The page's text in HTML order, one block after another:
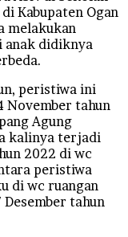
Kabupaten Ogan
melakukan
anak didiknya
peristiwa ini
tahun
Agung
kalinya terjadi
2022 di wc
peristiwa
di wc ruangan
tahun